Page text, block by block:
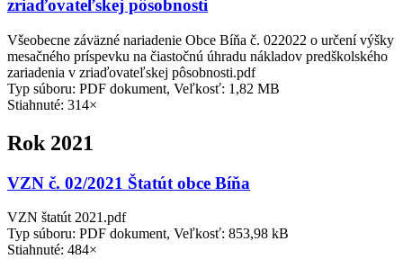
zriaďovateľskej pôsobnosti
Všeobecne záväzné nariadenie Obce Bíňa č. 022022 o určení výšky
mesačného príspevku na čiastočnú úhradu nákladov predškolského
zariadenia v zriaďovateľskej pôsobnosti.pdf
Typ súboru: PDF dokument, Veľkosť: 1,82 MB
Stiahnuté: 314×
Rok 2021
VZN č. 02/2021 Štatút obce Bíňa
VZN štatút 2021.pdf
Typ súboru: PDF dokument, Veľkosť: 853,98 kB
Stiahnuté: 484×